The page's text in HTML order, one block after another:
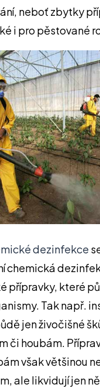
neboť zbytky
i pro pěstované
dezinfekce
chemická
přípravky, které
Tak např.
jen živočišné
či houbám.
však většinou
ale likvidují jen